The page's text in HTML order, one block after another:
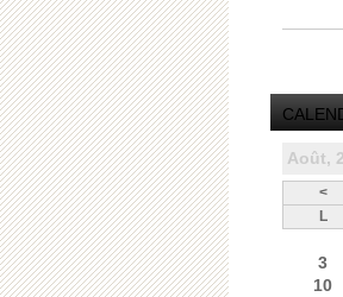
Août,
<
L
3
10